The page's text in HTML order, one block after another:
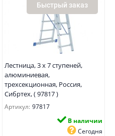
Быстрый заказ
Лестница, 3 х 7 ступеней,
алюминиевая,
трехсекционная, Россия,
Сибртех, ( 97817 )
Артикул: 97817
В наличии
Сегодня